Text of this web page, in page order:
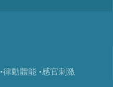
•律動體能 •感官刺激